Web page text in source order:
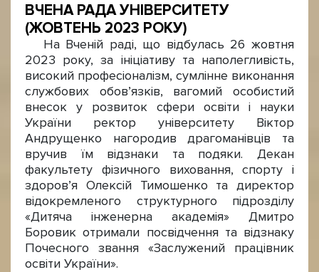
ВЧЕНА РАДА УНІВЕРСИТЕТУ
(ЖОВТЕНЬ 2023 РОКУ)
На Вченій раді, що відбулась 26 жовтня
2023 року, за ініціативу та наполегливість,
високий професіоналізм, сумлінне виконання
службових обов’язків, вагомий особистий
внесок у розвиток сфери освіти і науки
України ректор університету Віктор
Андрущенко нагородив драгоманівців та
вручив їм відзнаки та подяки. Декан
факультету фізичного виховання, спорту і
здоров’я Олексій Тимошенко та директор
відокремленого структурного підрозділу
«Дитяча інженерна академія» Дмитро
Боровик отримали посвідчення та відзнаку
Почесного звання «Заслужений працівник
освіти України».